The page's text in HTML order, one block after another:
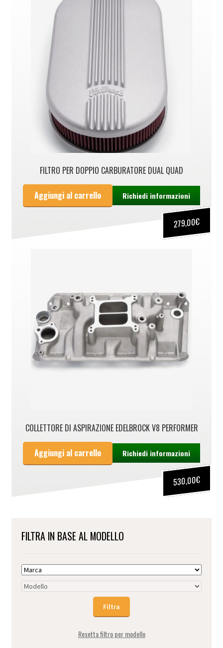
FILTRO PER DOPPIO CARBURATORE DUAL QUAD
279,00€
Aggiungi al carrello Richiedi informazioni
COLLETTORE DI ASPIRAZIONE EDELBROCK V8 PERFORMER
530,00€
Aggiungi al carrello Richiedi informazioni
FILTRA IN BASE AL MODELLO
Resetta filtro per modello